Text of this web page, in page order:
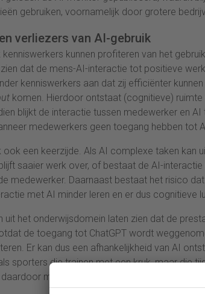
gebruiken, voornamelijk door grotere
verliezers van AI-gebruik
kunnen profiteren van het
dat de mens-AI-interactie tot positieve
kenniswerkers aan dat zij efficiënter
komen. Hierdoor ontstaat (cognitieve)
blijkt de interactie tussen medewerker en
medewerkers geen toegang hebben tot
ook een keerzijde. Als AI complexe taken kan
saaier werk over, of bestaat de AI-
medewerker. Daarnaast bestaat het risico
met AI minder leren en er dus cognitieve
uit het onderwijsdomein laten zien dat de
de toegang tot ChatGPT wordt
Er kan dus een afhankelijkheid van AI
sporters die trainen met een kruk, maar die
minder presteren. Leren is niet gelijk